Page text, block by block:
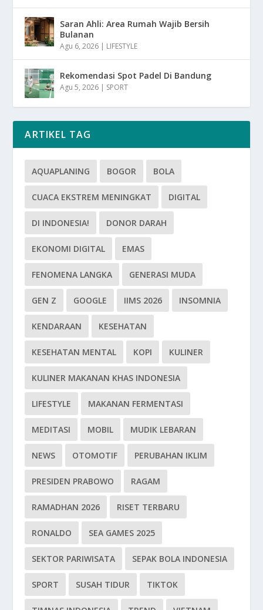
Saran Ahli: Area Rumah Wajib Bersih
Bulanan
Agu 6, 2026 | LIFESTYLE
Rekomendasi Spot Padel Di Bandung
Agu 5, 2026 | SPORT
ARTIKEL TAG
AQUAPLANING BOGOR BOLA
CUACA EKSTREM MENINGKAT DIGITAL
DI INDONESIA! DONOR DARAH
EKONOMI DIGITAL EMAS
FENOMENA LANGKA GENERASI MUDA
GEN Z GOOGLE IIMS 2026 INSOMNIA
KENDARAAN KESEHATAN
KESEHATAN MENTAL KOPI KULINER
KULINER MAKANAN KHAS INDONESIA
LIFESTYLE MAKANAN FERMENTASI
MEDITASI MOBIL MUDIK LEBARAN
NEWS OTOMOTIF PERUBAHAN IKLIM
PRESIDEN PRABOWO RAGAM
RAMADHAN 2026 RISET TERBARU
RONALDO SEA GAMES 2025
SEKTOR PARIWISATA SEPAK BOLA INDONESIA
SPORT SUSAH TIDUR TIKTOK